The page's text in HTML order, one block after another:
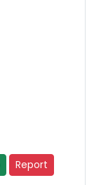
Report